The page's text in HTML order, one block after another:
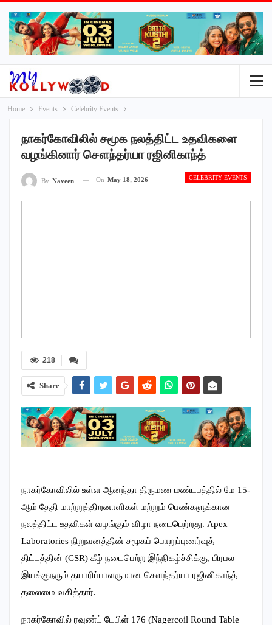
Home Events Celebrity Events
நாகர்கோவிலில் சமூக நலத்திட்ட உதவிகளை
வழங்கினார் சௌந்தர்யா ரஜினிகாந்த்
CELEBRITY EVENTS
By Naveen On May 18, 2026
218
Share
நாகர்கோவிலில் உள்ள ஆனந்தா திருமண மண்டபத்தில் மே 15-
ஆம் தேதி மாற்றுத்திறனாளிகள் மற்றும் பெண்களுக்கான
நலத்திட்ட உதவிகள் வழங்கும் விழா நடைபெற்றது. Apex
Laboratories நிறுவனத்தின் சமூகப் பொறுப்புணர்வுத்
திட்டத்தின் (CSR) கீழ் நடைபெற்ற இந்நிகழ்ச்சிக்கு, பிரபல
இயக்குநரும் தயாரிப்பாளருமான சௌந்தர்யா ரஜினிகாந்த்
தலைமை வகித்தார்.
நாகர்கோவில் ரவுண்ட் டேபிள் 176 (Nagercoil Round Table